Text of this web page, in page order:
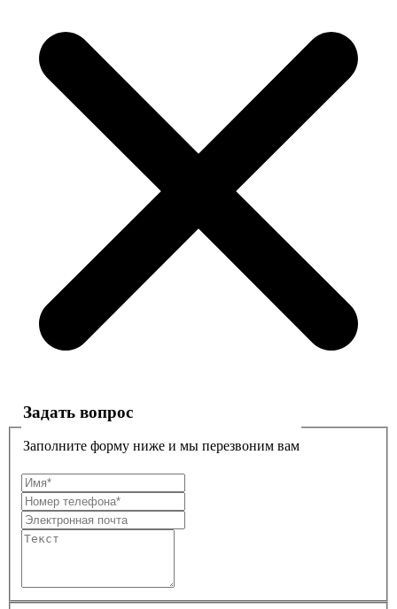
Задать вопрос
Заполните форму ниже и мы перезвоним вам